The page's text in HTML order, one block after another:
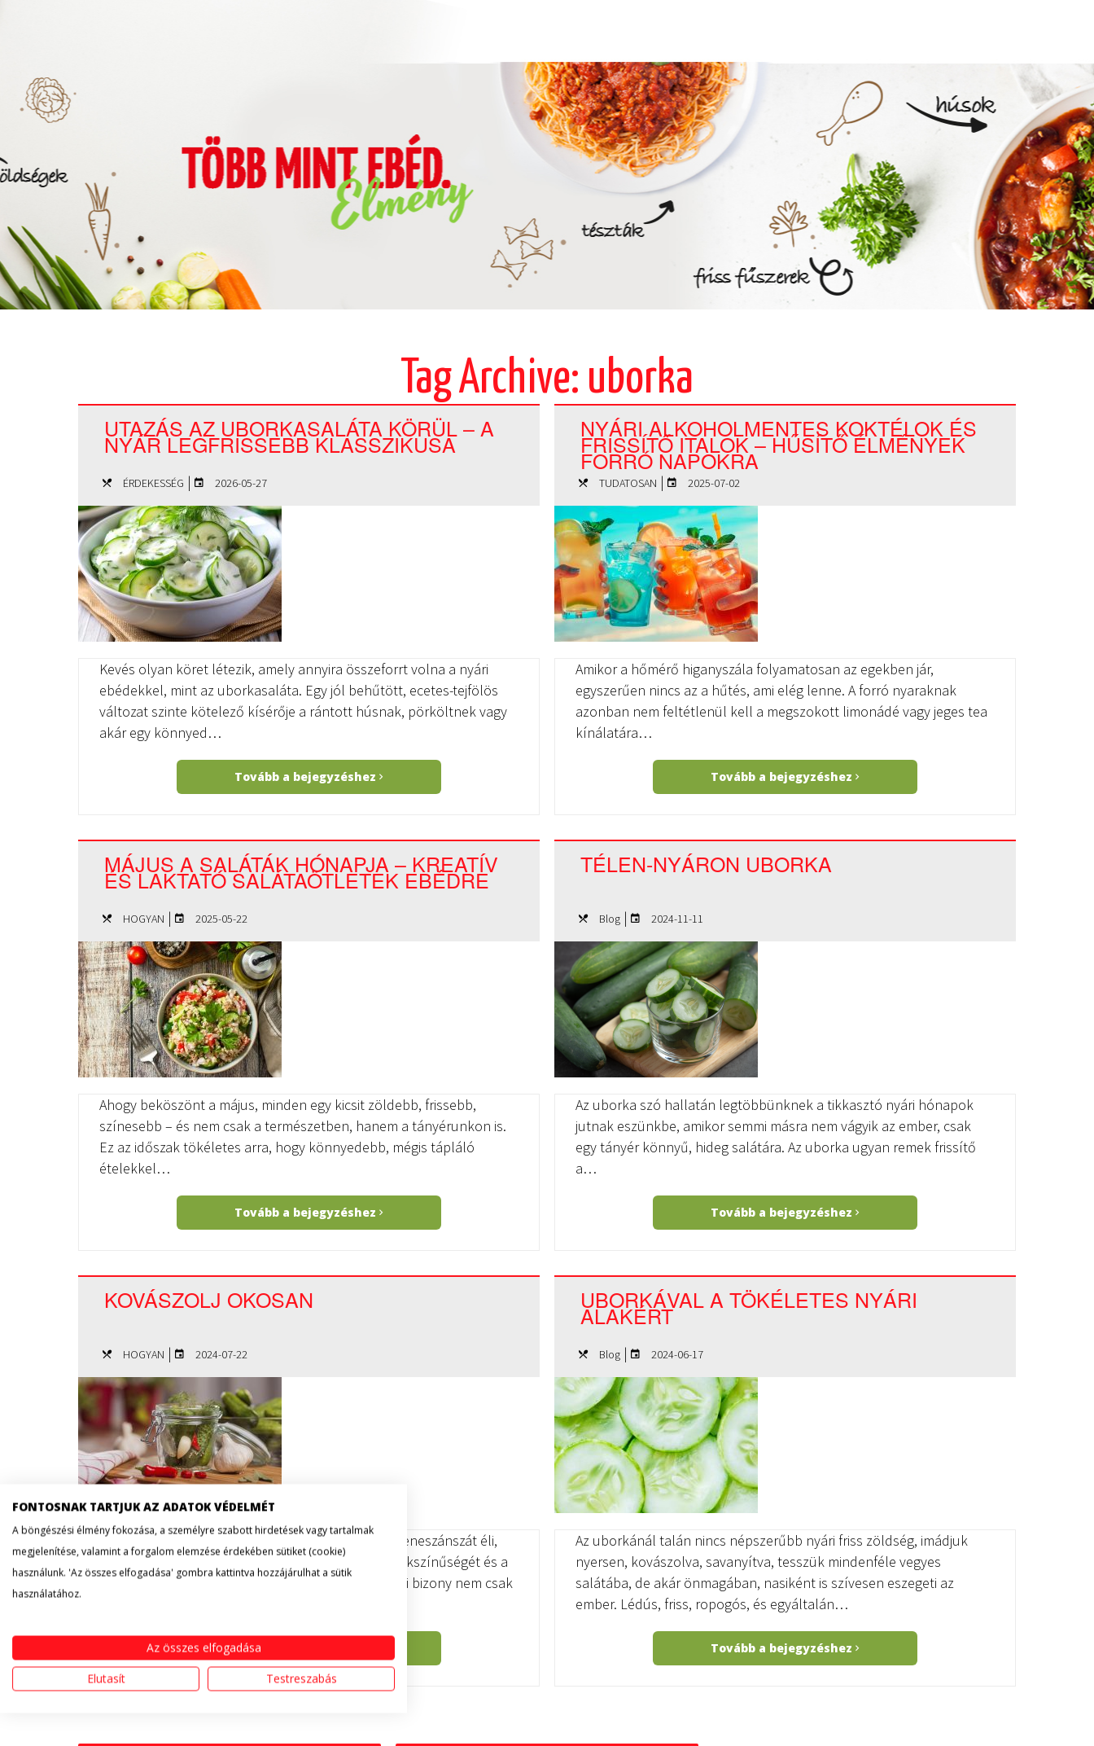
Tag Archive: uborka
UTAZÁS AZ UBORKASALÁTA KÖRÜL – A
NYÁR LEGFRISSEBB KLASSZIKUSA
ÉRDEKESSÉG | 2026-05-27
Kevés olyan köret létezik, amely annyira összeforrt volna a nyári
ebédekkel, mint az uborkasaláta. Egy jól behűtött, ecetes-tejfölös
változat szinte kötelező kísérője a rántott húsnak, pörköltnek vagy
akár egy könnyed…
Tovább a bejegyzéshez
NYÁRI ALKOHOLMENTES KOKTÉLOK ÉS
FRISSÍTŐ ITALOK – HŰSÍTŐ ÉLMÉNYEK
FORRÓ NAPOKRA
TUDATOSAN | 2025-07-02
Amikor a hőmérő higanyszála folyamatosan az egekben jár,
egyszerűen nincs az a hűtés, ami elég lenne. A forró nyaraknak
azonban nem feltétlenül kell a megszokott limonádé vagy jeges tea
kínálatára…
Tovább a bejegyzéshez
MÁJUS A SALÁTÁK HÓNAPJA – KREATÍV
ÉS LAKTATÓ SALÁTAÖTLETEK EBÉDRE
HOGYAN | 2025-05-22
Ahogy beköszönt a május, minden egy kicsit zöldebb, frissebb,
színesebb – és nem csak a természetben, hanem a tányérunkon is.
Ez az időszak tökéletes arra, hogy könnyedebb, mégis tápláló
ételekkel…
Tovább a bejegyzéshez
TÉLEN-NYÁRON UBORKA
Blog| 2024-11-11
Az uborka szó hallatán legtöbbünknek a tikkasztó nyári hónapok
jutnak eszünkbe, amikor semmi másra nem vágyik az ember, csak
egy tányér könnyű, hideg salátára. Az uborka ugyan remek frissítő
a…
Tovább a bejegyzéshez
KOVÁSZOLJ OKOSAN
HOGYAN | 2024-07-22
A kovászolás ősi technikája az elmúlt évtizedben reneszánszát éli,
egyre többen fedezik fel az eljárásban rejlő ízek sokszínűségét és a
kovászolt ételek egészségügyi előnyeit. Kovászolni bizony nem csak
Tovább a bejegyzéshez
UBORKÁVAL A TÖKÉLETES NYÁRI
ALAKÉRT
Blog| 2024-06-17
Az uborkánál talán nincs népszerűbb nyári friss zöldség, imádjuk
nyersen, kovászolva, savanyítva, tesszük mindenféle vegyes
salátába, de akár önmagában, nasiként is szívesen eszegeti az
ember. Lédús, friss, ropogós, és egyáltalán…
Tovább a bejegyzéshez
FONTOSNAK TARTJUK AZ ADATOK VÉDELMÉT
A böngészési élmény fokozása, a személyre szabott hirdetések vagy tartalmak
megjelenítése, valamint a forgalom elemzése érdekében sütiket (cookie)
használunk. 'Az összes elfogadása' gombra kattintva hozzájárulhat a sütik
használatához.
Az összes elfogadása
Elutasít
Testreszabás